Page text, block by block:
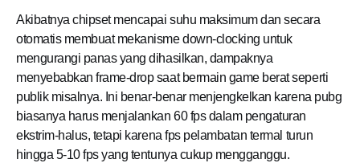
Akibatnya chipset mencapai suhu maksimum dan secara
otomatis membuat mekanisme down-clocking untuk
mengurangi panas yang dihasilkan, dampaknya
menyebabkan frame-drop saat bermain game berat seperti
publik misalnya. Ini benar-benar menjengkelkan karena pubg
biasanya harus menjalankan 60 fps dalam pengaturan
ekstrim-halus, tetapi karena fps pelambatan termal turun
hingga 5-10 fps yang tentunya cukup mengganggu.